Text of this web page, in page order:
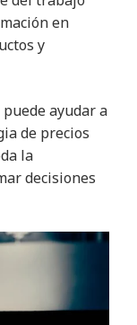
en
y
ayudar a
de precios
la
decisiones